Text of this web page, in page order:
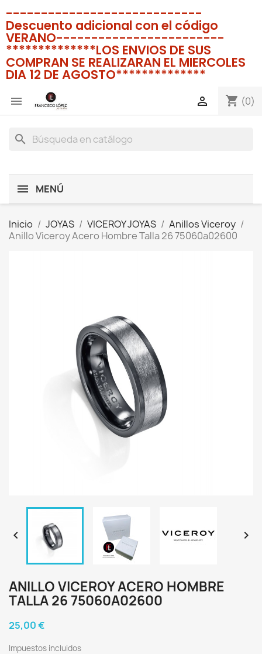
----------------------------
Descuento adicional con el código
VERANO------------------------
**************LOS ENVIOS DE SUS
COMPRAN SE REALIZARAN EL MIERCOLES
DIA 12 DE AGOSTO**************
 shopping_cart (0)

search
MENÚ
Inicio JOYAS VICEROY JOYAS
Anillos Viceroy
Anillo Viceroy Acero Hombre Talla 26 75060a02600
 
ANILLO VICEROY ACERO HOMBRE
TALLA 26 75060A02600
25,00 €
Impuestos incluidos